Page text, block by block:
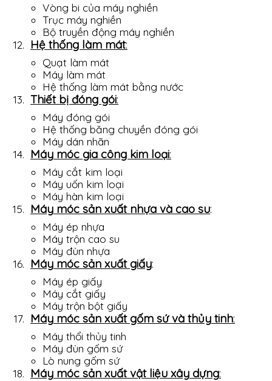
Vòng bi của máy nghiền
Trục máy nghiền
Bộ truyền động máy nghiền
Hệ thống làm mát:
Quạt làm mát
Máy làm mát
Hệ thống làm mát bằng nước
Thiết bị đóng gói:
Máy đóng gói
Hệ thống băng chuyền đóng gói
Máy dán nhãn
Máy móc gia công kim loại:
Máy cắt kim loại
Máy uốn kim loại
Máy hàn kim loại
Máy móc sản xuất nhựa và cao su:
Máy ép nhựa
Máy trộn cao su
Máy đùn nhựa
Máy móc sản xuất giấy:
Máy ép giấy
Máy cắt giấy
Máy trộn bột giấy
Máy móc sản xuất gốm sứ và thủy tinh:
Máy thổi thủy tinh
Máy đùn gốm sứ
Lò nung gốm sứ
Máy móc sản xuất vật liệu xây dựng: